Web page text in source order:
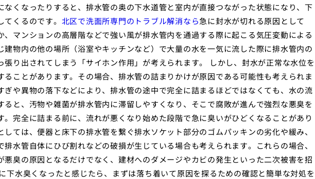
なくなったりすると、排水管の奥の下水道管と室内が直接つながった状態になり、下
くるのです。 北区で洗面所専門のトラブル解消なら急に封水が切れる原因として
、マンションの高層階などで強い風が排水管内を通過する際に起こる気圧変動による
建物内の他の場所（浴室やキッチンなど）で大量の水を一気に流した際に排水管内の
り出されてしまう「サイホン作用」が考えられます。 しかし、封水が正常な水位を
ことがあります。その場合、排水管の詰まりかけが原因である可能性も考えられま
ぎや異物の落下などにより、排水管の途中で完全に詰まるほどではなくても、水の流
ると、汚物や雑菌が排水管内に滞留しやすくなり、そこで腐敗が進んで強烈な悪臭を
完全に詰まる前に、流れが悪くなり始めた段階で急に臭いがひどくなることがあり
ては、便器と床下の排水管を繋ぐ排水ソケット部分のゴムパッキンの劣化や緩み、
水管自体にひび割れなどの破損が生じている場合も考えられます。これらの場合、
臭の原因となるだけでなく、建材へのダメージやカビの発生といった二次被害を招
下水臭くなったと感じたら、まずは落ち着いて原因を探るための確認と簡単な対処を